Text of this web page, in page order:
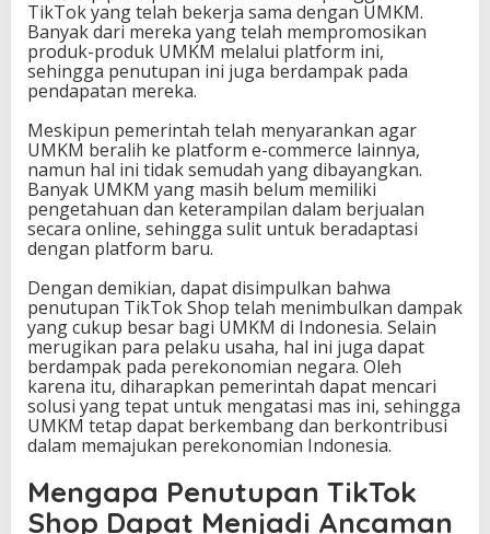
TikTok yang telah bekerja sama dengan UMKM.
Banyak dari mereka yang telah mempromosikan
produk-produk UMKM melalui platform ini,
sehingga penutupan ini juga berdampak pada
pendapatan mereka.
Meskipun pemerintah telah menyarankan agar
UMKM beralih ke platform e-commerce lainnya,
namun hal ini tidak semudah yang dibayangkan.
Banyak UMKM yang masih belum memiliki
pengetahuan dan keterampilan dalam berjualan
secara online, sehingga sulit untuk beradaptasi
dengan platform baru.
Dengan demikian, dapat disimpulkan bahwa
penutupan TikTok Shop telah menimbulkan dampak
yang cukup besar bagi UMKM di Indonesia. Selain
merugikan para pelaku usaha, hal ini juga dapat
berdampak pada perekonomian negara. Oleh
karena itu, diharapkan pemerintah dapat mencari
solusi yang tepat untuk mengatasi mas ini, sehingga
UMKM tetap dapat berkembang dan berkontribusi
dalam memajukan perekonomian Indonesia.
Mengapa Penutupan TikTok
Shop Dapat Menjadi Ancaman